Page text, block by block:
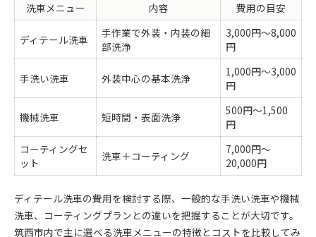
洗車メニュー 内容 費用の目安
ディテール洗車
手作業で外装・内装の細
部洗浄
3,000円～8,000
円
手洗い洗車 外装中心の基本洗浄
1,000円～3,000
円
機械洗車 短時間・表面洗浄
500円～1,500
円
コーティングセ
ット
洗車＋コーティング
7,000円～
20,000円
ディテール洗車の費用を検討する際、一般的な手洗い洗車や機械
洗車、コーティングプランとの違いを把握することが大切です。
筑西市内で主に選べる洗車メニューの特徴とコストを比較してみ